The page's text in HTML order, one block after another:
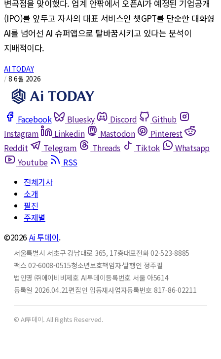
변곡점을 맞이했다. 업계 안팎에서 오픈AI가 예정된 기업공개
(IPO)를 앞두고 자사의 대표 서비스인 챗GPT를 단순한 대화형
AI를 넘어선 AI 슈퍼앱으로 탈바꿈시키고 있다는 분석이
지배적이다.
AI TODAY
/ 8 6월 2026
Facebook Bluesky Discord
Github
Instagram
Linkedin Mastodon
Pinterest
Reddit
Telegram Threads Tiktok
Whatsapp
Youtube
RSS
전체기사
소개
필진
주제별
©2026Ai 투데이.
서울특별시 서초구 강남대로 365, 17층대표전화 02-523-8885
팩스 02-6008-0515청소년보호책임자·발행인 정주필
법인명 ㈜에이비비제호 AI투데이등록번호 서울 아5614
등록일 2026.04.21편집인 임동재사업자등록번호 817-86-02211
© AI투데이. All Rights Reserved.